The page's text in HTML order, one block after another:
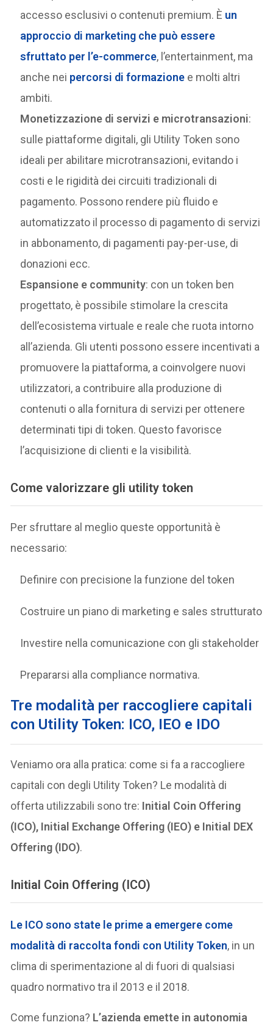
accesso esclusivi o contenuti premium. È un
approccio di marketing che può essere
sfruttato per l’e-commerce, l’entertainment, ma
anche nei percorsi di formazione e molti altri
ambiti.
Monetizzazione di servizi e microtransazioni:
sulle piattaforme digitali, gli Utility Token sono
ideali per abilitare microtransazioni, evitando i
costi e le rigidità dei circuiti tradizionali di
pagamento. Possono rendere più fluido e
automatizzato il processo di pagamento di servizi
in abbonamento, di pagamenti pay-per-use, di
donazioni ecc.
Espansione e community: con un token ben
progettato, è possibile stimolare la crescita
dell’ecosistema virtuale e reale che ruota intorno
all’azienda. Gli utenti possono essere incentivati a
promuovere la piattaforma, a coinvolgere nuovi
utilizzatori, a contribuire alla produzione di
contenuti o alla fornitura di servizi per ottenere
determinati tipi di token. Questo favorisce
l’acquisizione di clienti e la visibilità.
Come valorizzare gli utility token
Per sfruttare al meglio queste opportunità è
necessario:
Definire con precisione la funzione del token
Costruire un piano di marketing e sales strutturato
Investire nella comunicazione con gli stakeholder
Prepararsi alla compliance normativa.
Tre modalità per raccogliere capitali
con Utility Token: ICO, IEO e IDO
Veniamo ora alla pratica: come si fa a raccogliere
capitali con degli Utility Token? Le modalità di
offerta utilizzabili sono tre: Initial Coin Offering
(ICO), Initial Exchange Offering (IEO) e Initial DEX
Offering (IDO).
Initial Coin Offering (ICO)
Le ICO sono state le prime a emergere come
modalità di raccolta fondi con Utility Token, in un
clima di sperimentazione al di fuori di qualsiasi
quadro normativo tra il 2013 e il 2018.
Come funziona? L’azienda emette in autonomia